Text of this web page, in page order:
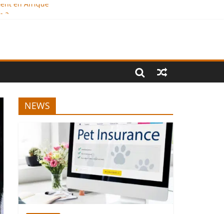
en Afrique
NEWS